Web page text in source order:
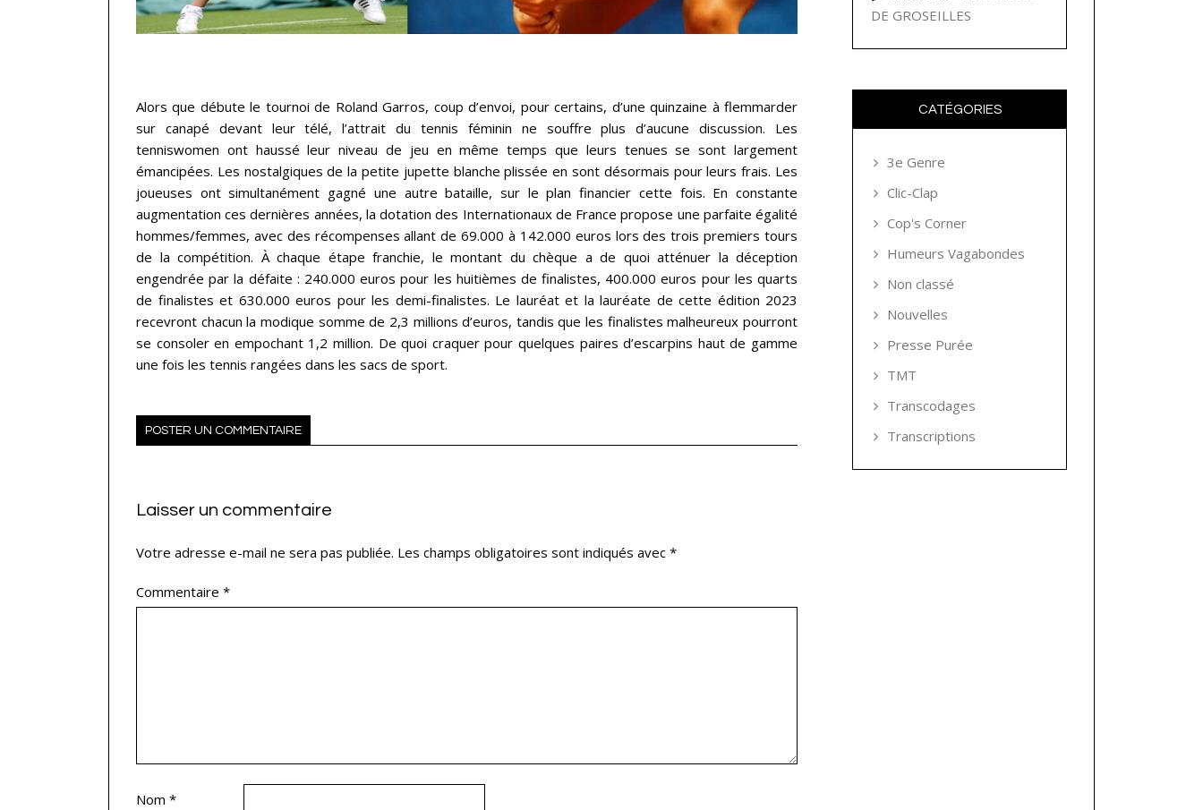
Alors que débute le tournoi de Roland Garros, coup d’envoi, pour certains, d’une quinzaine à flemmarder
sur canapé devant leur télé, l’attrait du tennis féminin ne souffre plus d’aucune discussion. Les
tenniswomen ont haussé leur niveau de jeu en même temps que leurs tenues se sont largement
émancipées. Les nostalgiques de la petite jupette blanche plissée en sont désormais pour leurs frais. Les
joueuses ont simultanément gagné une autre bataille, sur le plan financier cette fois. En constante
augmentation ces dernières années, la dotation des Internationaux de France propose une parfaite égalité
hommes/femmes, avec des récompenses allant de 69.000 à 142.000 euros lors des trois premiers tours
de la compétition. À chaque étape franchie, le montant du chèque a de quoi atténuer la déception
engendrée par la défaite : 240.000 euros pour les huitièmes de finalistes, 400.000 euros pour les quarts
de finalistes et 630.000 euros pour les demi-finalistes. Le lauréat et la lauréate de cette édition 2023
recevront chacun la modique somme de 2,3 millions d’euros, tandis que les finalistes malheureux pourront
se consoler en empochant 1,2 million. De quoi craquer pour quelques paires d’escarpins haut de gamme
une fois les tennis rangées dans les sacs de sport.
POSTER UN COMMENTAIRE
Laisser un commentaire
Votre adresse e-mail ne sera pas publiée. Les champs obligatoires sont indiqués avec *
Commentaire *
Nom *
DE GROSEILLES
CATÉGORIES
3e Genre
Clic-Clap
Cop's Corner
Humeurs Vagabondes
Non classé
Nouvelles
Presse Purée
TMT
Transcodages
Transcriptions